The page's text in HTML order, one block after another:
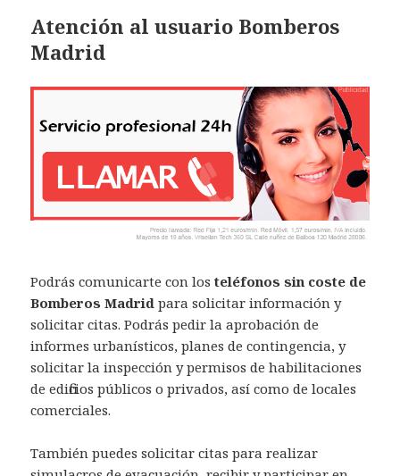
Atención al usuario Bomberos
Madrid
Podrás comunicarte con los teléfonos sin coste de
Bomberos Madrid para solicitar información y
solicitar citas. Podrás pedir la aprobación de
informes urbanísticos, planes de contingencia, y
solicitar la inspección y permisos de habilitaciones
de edificios públicos o privados, así como de locales
comerciales.
También puedes solicitar citas para realizar